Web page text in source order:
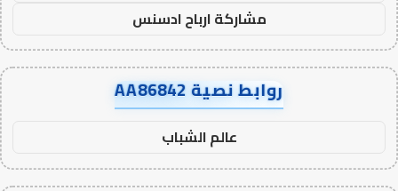
مشاركة ارباح ادسنس
روابط نصية AA86842
عالم الشباب